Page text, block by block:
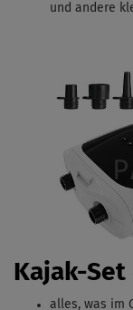
und andere
Kajak-
alles, was im